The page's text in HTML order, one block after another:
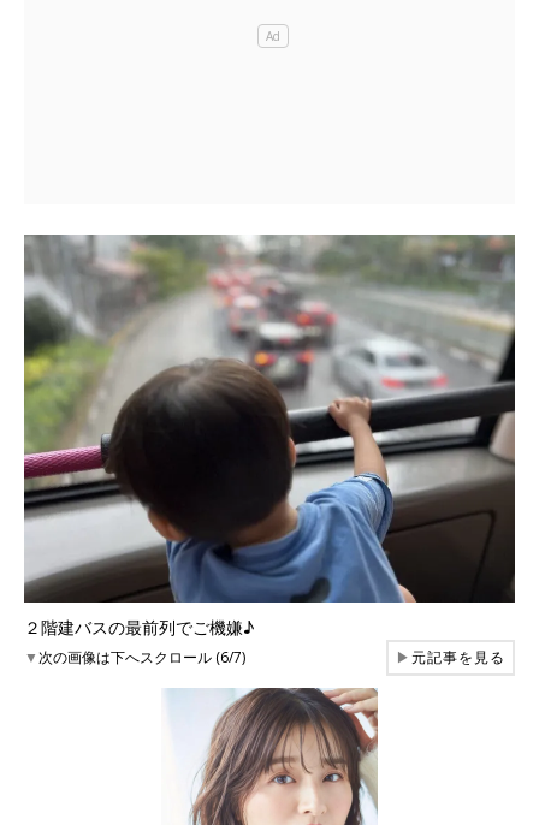
２階建バスの最前列でご機嫌♪
▼次の画像は下へスクロール (6/7) ▶元記事を見る